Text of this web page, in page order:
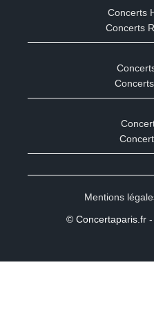
Concerts
Concerts
Mentions
© Concertaparis.fr